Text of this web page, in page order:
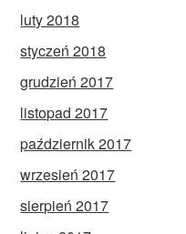
luty 2018
styczeń 2018
grudzień 2017
listopad 2017
październik 2017
wrzesień 2017
sierpień 2017